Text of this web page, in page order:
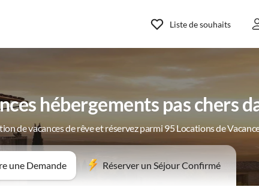
Liste de souhaits
hébergements pas chers
de vacances de rêve et réservez parmi 95 Locations de
une Demande Réserver un Séjour Confirmé